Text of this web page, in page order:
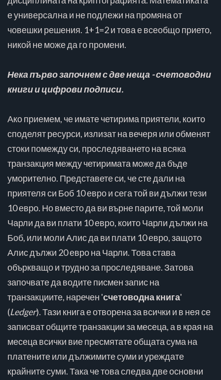
е универсална и не подлежи на промяна от
човешки решения. 1+1=2 и това е всеобщо прието,
никой не може да го промени.
Нека първо започнем с две неща - счетоводни
книги и цифрови подписи.
Ако приемем, че имате четирима приятели, които
споделят ресурси, излизат на вечеря или обменят
стоки помежду си, проследяването на всяка
транзакция между четиримата може да бъде
уморително. Представете си, че сте дали на
приятеля си Боб 10 евро и сега той ви дължи тези
10 евро. Но вместо да ви върне парите, той моли
Чарли да ви плати 10 евро, които Чарли дължи на
Боб, или моли Алис да ви плати 10 евро, защото
Алис дължи 20 евро на Чарли. Това става
объркващо и трудно за проследяване. Затова
започвате да водите писмен запис на
транзакциите, наречен 'счетоводна книга'
(Ledger). Тази книга е отворена за всички и в нея се
записват общите транзакции за месеца, а в края на
месеца всички вие пресмятате общата сума на
платените или дължимите суми и уреждате
крайните суми. Така че това следва две основни